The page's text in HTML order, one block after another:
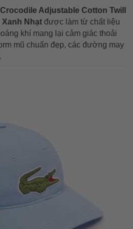
Adjustable Cotton Twill
Xanh Nhạt được làm từ chất liệu
khí mang lại cảm giác thoải
mũ chuẩn đẹp, các đường may